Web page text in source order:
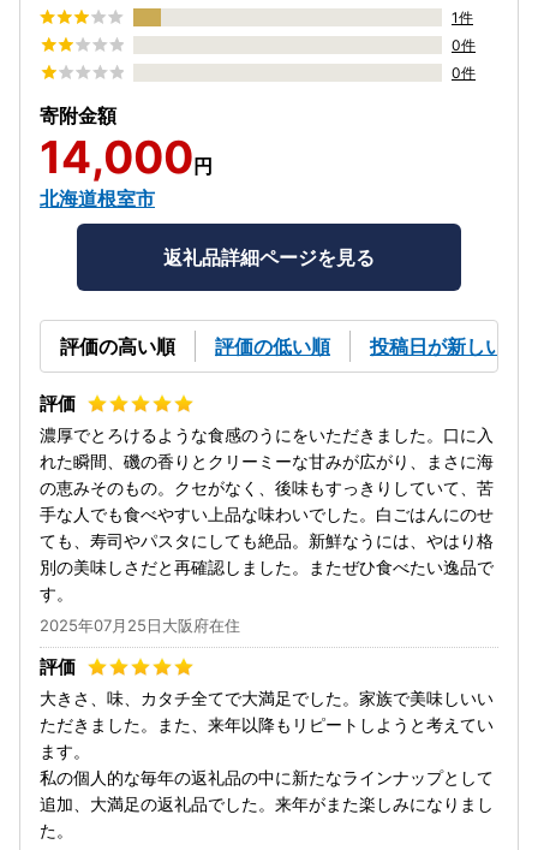
1件
0件
0件
寄附金額
14,000円
北海道根室市
返礼品詳細ページを見る
評価の高い順 評価の低い順 投稿日が新しい順
濃厚でとろけるような食感のうにをいただきました。口に入
れた瞬間、磯の香りとクリーミーな甘みが広がり、まさに海
の恵みそのもの。クセがなく、後味もすっきりしていて、苦
手な人でも食べやすい上品な味わいでした。白ごはんにのせ
ても、寿司やパスタにしても絶品。新鮮なうには、やはり格
別の美味しさだと再確認しました。またぜひ食べたい逸品で
す。
2025年07月25日大阪府在住
大きさ、味、カタチ全てで大満足でした。家族で美味しいい
ただきました。また、来年以降もリピートしようと考えてい
ます。
私の個人的な毎年の返礼品の中に新たなラインナップとして
追加、大満足の返礼品でした。来年がまた楽しみになりまし
た。